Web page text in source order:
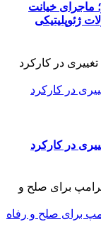
خیانت
ژئوپلیتیکی
در کارکرد
در کارکرد
برای صلح و رفاه